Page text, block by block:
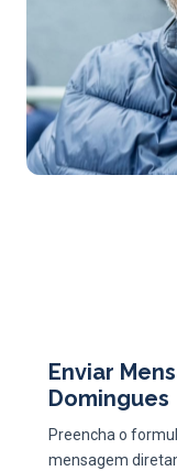
Enviar
Domingues
Preencha o
mensagem